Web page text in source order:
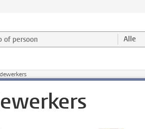
persoon en selecteer categorie Alle